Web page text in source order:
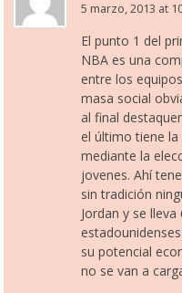
5 marzo, 2013 at
El punto 1 del
NBA es una
entre los
masa social
al final
el último tiene la
mediante la
jovenes. Ahí
sin tradición
Jordan y se
su potencial
no se van a